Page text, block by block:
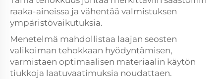
raaka-aineissa ja vähentää valmistuksen
ympäristövaikutuksia.
Menetelmä mahdollistaa laajan seosten
valikoiman tehokkaan hyödyntämisen,
varmistaen optimaalisen materiaalin käytön
tiukkoja laatuvaatimuksia noudattaen.